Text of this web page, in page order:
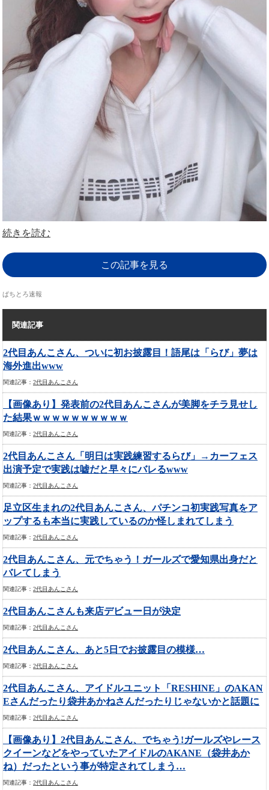
続きを読む
この記事を見る
ぱちとろ速報
関連記事
2代目あんこさん、ついに初お披露目！語尾は「らび」夢は
海外進出www
関連記事： 2代目あんこさん
【画像あり】発表前の2代目あんこさんが美脚をチラ見せし
た結果ｗｗｗｗｗｗｗｗｗｗ
関連記事： 2代目あんこさん
2代目あんこさん「明日は実践練習するらび」→カーフェス
出演予定で実践は嘘だと早々にバレるwww
関連記事： 2代目あんこさん
足立区生まれの2代目あんこさん、パチンコ初実践写真をア
ップするも本当に実践しているのか怪しまれてしまう
関連記事： 2代目あんこさん
2代目あんこさん、元でちゃう！ガールズで愛知県出身だと
バレてしまう
関連記事： 2代目あんこさん
2代目あんこさんも来店デビュー日が決定
関連記事： 2代目あんこさん
2代目あんこさん、あと5日でお披露目の模様…
関連記事： 2代目あんこさん
2代目あんこさん、アイドルユニット「RESHINE」のAKAN
Eさんだったり袋井あかねさんだったりじゃないかと話題に
関連記事： 2代目あんこさん
【画像あり】2代目あんこさん、でちゃう!ガールズやレース
クイーンなどをやっていたアイドルのAKANE（袋井あか
ね）だったという事が特定されてしまう…
関連記事： 2代目あんこさん